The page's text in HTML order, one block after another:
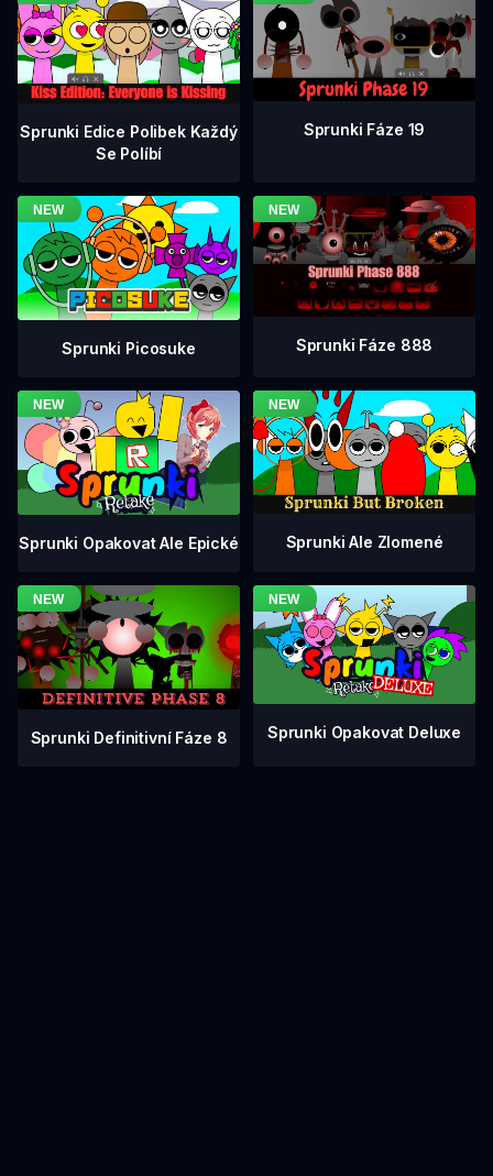
Sprunki Edice Polibek Každý
Se Políbí
Sprunki Fáze 19
Sprunki Picosuke Sprunki Fáze 888
Sprunki Opakovat Ale Epické Sprunki Ale Zlomené
Sprunki Definitivní Fáze 8 Sprunki Opakovat Deluxe